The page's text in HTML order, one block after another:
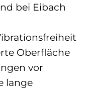
bei Eibach
Oberfläche
vor
lange